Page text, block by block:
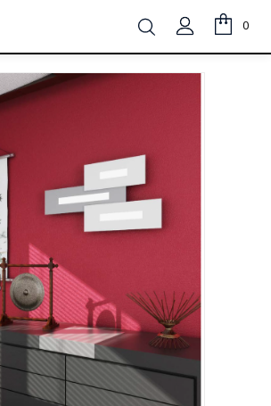
GRATUITA IN TUTTA ITALIA PER ORDINI
A TROVARCI IN NEGOZIO
0